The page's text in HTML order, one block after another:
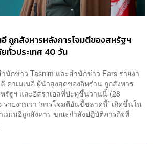
อี ถูกสังหารหลังการโจมตีของสหรัฐฯ
ทั่วประเทศ 40 วัน
นักข่าว Tasnim และสำนักข่าว Fars รายงา
คาเมเนอี ผู้นำสูงสุดของอิหร่าน ถูกสังหาร
รัฐฯ และอิสราเอลที่ปะทุขึ้นวานนี้ (28
ายงานว่า ‘การโจมตีอันขี้ขลาดนี้’ เกิดขึ้นใน
มเนอีถูกสังหาร ขณะกำลังปฏิบัติภารกิจที่